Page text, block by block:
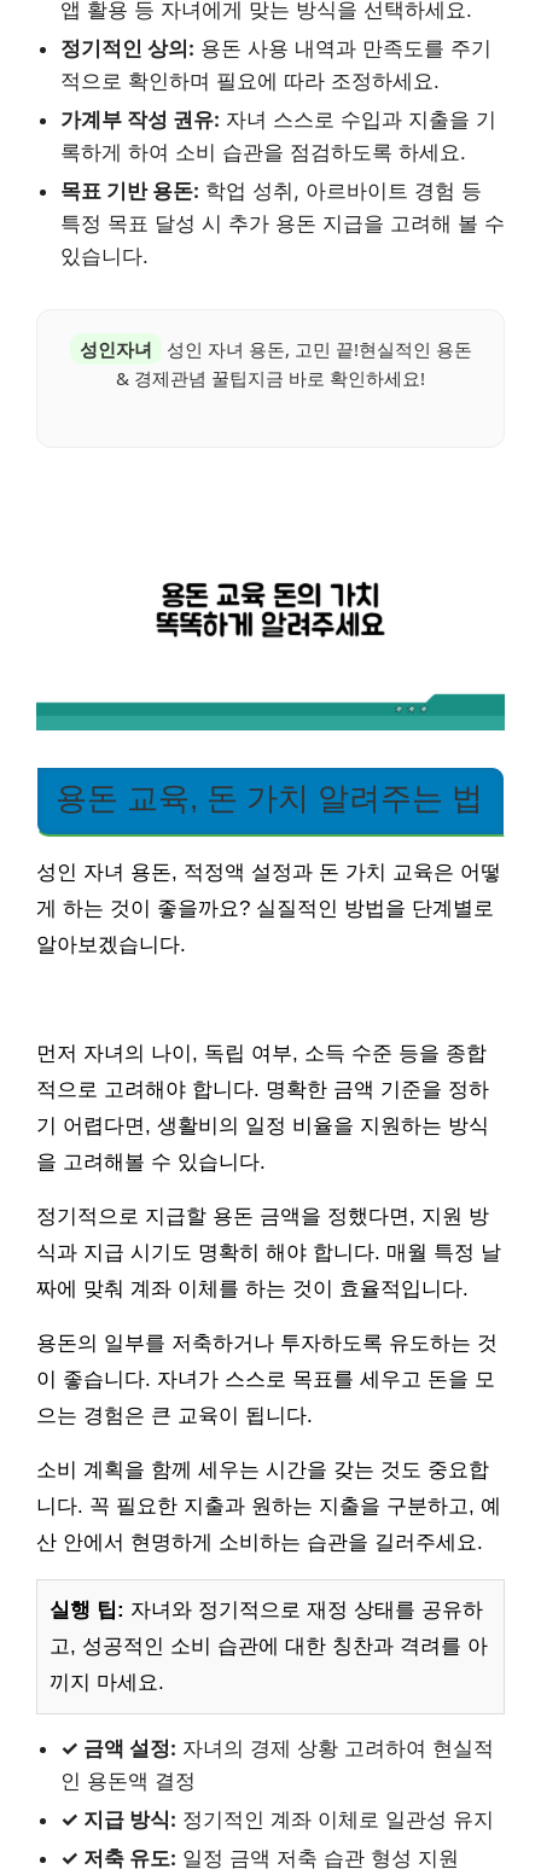
앱 활용 등 자녀에게 맞는 방식을 선택하세요.
정기적인 상의: 용돈 사용 내역과 만족도를 주기
적으로 확인하며 필요에 따라 조정하세요.
가계부 작성 권유: 자녀 스스로 수입과 지출을 기
록하게 하여 소비 습관을 점검하도록 하세요.
목표 기반 용돈: 학업 성취, 아르바이트 경험 등
특정 목표 달성 시 추가 용돈 지급을 고려해 볼 수
있습니다.
성인자녀
성인 자녀 용돈, 고민 끝!현실적인 용돈
& 경제관념 꿀팁지금 바로 확인하세요!
용돈 교육, 돈 가치 알려주는 법
성인 자녀 용돈, 적정액 설정과 돈 가치 교육은 어떻
게 하는 것이 좋을까요? 실질적인 방법을 단계별로
알아보겠습니다.
먼저 자녀의 나이, 독립 여부, 소득 수준 등을 종합
적으로 고려해야 합니다. 명확한 금액 기준을 정하
기 어렵다면, 생활비의 일정 비율을 지원하는 방식
을 고려해볼 수 있습니다.
정기적으로 지급할 용돈 금액을 정했다면, 지원 방
식과 지급 시기도 명확히 해야 합니다. 매월 특정 날
짜에 맞춰 계좌 이체를 하는 것이 효율적입니다.
용돈의 일부를 저축하거나 투자하도록 유도하는 것
이 좋습니다. 자녀가 스스로 목표를 세우고 돈을 모
으는 경험은 큰 교육이 됩니다.
소비 계획을 함께 세우는 시간을 갖는 것도 중요합
니다. 꼭 필요한 지출과 원하는 지출을 구분하고, 예
산 안에서 현명하게 소비하는 습관을 길러주세요.
실행 팁: 자녀와 정기적으로 재정 상태를 공유하
고, 성공적인 소비 습관에 대한 칭찬과 격려를 아
끼지 마세요.
✓ 금액 설정: 자녀의 경제 상황 고려하여 현실적
인 용돈액 결정
✓ 지급 방식: 정기적인 계좌 이체로 일관성 유지
✓ 저축 유도: 일정 금액 저축 습관 형성 지원